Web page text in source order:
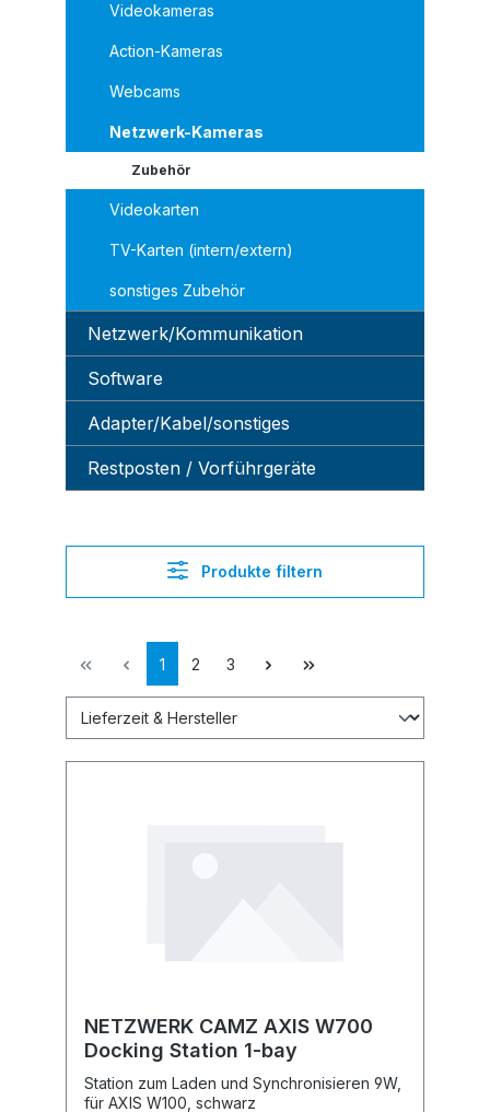
Videokameras
Action-Kameras
Webcams
Netzwerk-Kameras
Zubehör
Videokarten
TV-Karten (intern/extern)
sonstiges Zubehör
Netzwerk/Kommunikation
Software
Adapter/Kabel/sonstiges
Restposten / Vorführgeräte
Produkte filtern
1 2 3
NETZWERK CAMZ AXIS W700
Docking Station 1-bay
Station zum Laden und Synchronisieren 9W,
für AXIS W100, schwarz